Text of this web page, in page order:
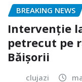
BREAKING NEWS
Intervenție
petrecut pe
Băișorii
clujazi